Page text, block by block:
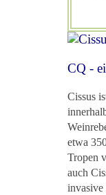
CQ -
Cissus
etwa
Tropen
auch